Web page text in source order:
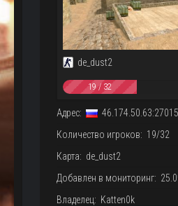
de_dust2
19 / 32
Адрес:
46.174.50.63:27015
Количество игроков: 19/32
Карта: de_dust2
Добавлен в мониторинг:
Владелец: Katten0k